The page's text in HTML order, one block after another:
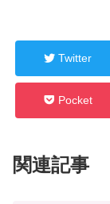
Twitter
Pocket
関連記事